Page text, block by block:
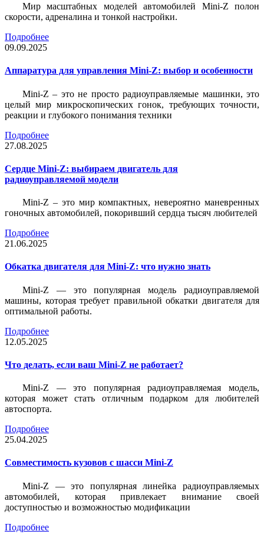
Мир масштабных моделей автомобилей Mini-Z полон
скорости, адреналина и тонкой настройки.
Подробнее
09.09.2025
Аппаратура для управления Mini-Z: выбор и особенности
Mini-Z – это не просто радиоуправляемые машинки, это
целый мир микроскопических гонок, требующих точности,
реакции и глубокого понимания техники
Подробнее
27.08.2025
Сердце Mini-Z: выбираем двигатель для
радиоуправляемой модели
Mini-Z – это мир компактных, невероятно маневренных
гоночных автомобилей, покоривший сердца тысяч любителей
Подробнее
21.06.2025
Обкатка двигателя для Mini-Z: что нужно знать
Mini-Z — это популярная модель радиоуправляемой
машины, которая требует правильной обкатки двигателя для
оптимальной работы.
Подробнее
12.05.2025
Что делать, если ваш Mini-Z не работает?
Mini-Z — это популярная радиоуправляемая модель,
которая может стать отличным подарком для любителей
автоспорта.
Подробнее
25.04.2025
Совместимость кузовов с шасси Mini-Z
Mini-Z — это популярная линейка радиоуправляемых
автомобилей, которая привлекает внимание своей
доступностью и возможностью модификации
Подробнее